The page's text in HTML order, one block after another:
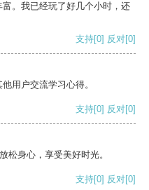
。我已经玩了好几个小时，还
支持[0] 反对[0]
用户交流学习心得。
支持[0] 反对[0]
松身心，享受美好时光。
支持[0] 反对[0]